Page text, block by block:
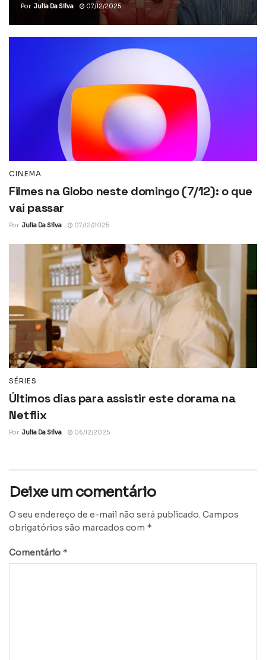
Por Julia Da Silva 07/12/2025
CINEMA
Filmes na Globo neste domingo (7/12): o que
vai passar
Por Julia Da Silva 07/12/2025
SÉRIES
Últimos dias para assistir este dorama na
Netflix
Por Julia Da Silva 06/12/2025
Deixe um comentário
O seu endereço de e-mail não será publicado. Campos
obrigatórios são marcados com *
Comentário *